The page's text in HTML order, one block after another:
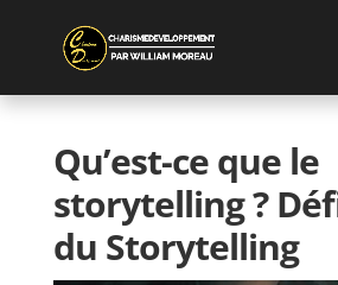
Qu’est-ce que le
storytelling ?
du Storytelling